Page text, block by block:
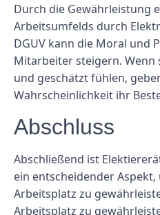
Durch die Gewährleistung
Arbeitsumfelds durch
DGUV kann die Moral und
Mitarbeiter steigern.
und geschätzt fühlen,
Wahrscheinlichkeit ihr
Abschluss
Abschließend ist
ein entscheidender
Arbeitsplatz zu
Arbeitsplatz zu